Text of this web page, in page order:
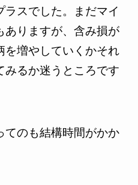
ラスでした。まだマイ
ありますが、含み損が
を増やしていくかそれ
みるか迷うところです
てのも結構時間がかか